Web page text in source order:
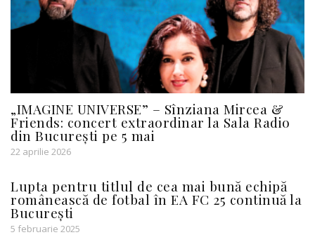
„IMAGINE UNIVERSE” – Sînziana Mircea &
Friends: concert extraordinar la Sala Radio
din București pe 5 mai
22 aprilie 2026
Lupta pentru titlul de cea mai bună echipă
românească de fotbal în EA FC 25 continuă la
București
5 februarie 2025